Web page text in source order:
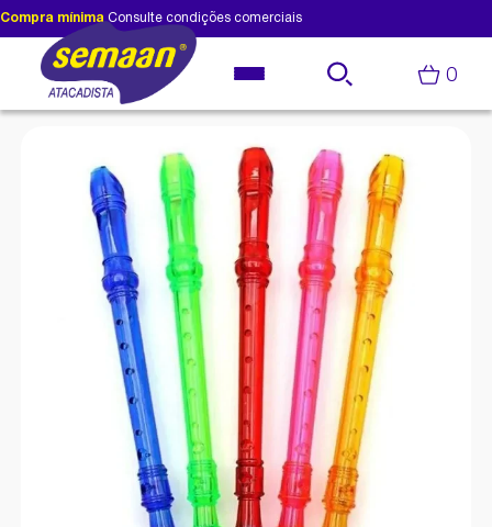
Compra mínima Consulte condições comerciais
0